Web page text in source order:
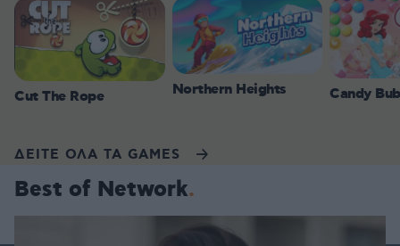
Cut The Rope Northern Heights Candy
ΔΕΙΤΕ ΟΛΑ ΤΑ GAMES
Best of Network